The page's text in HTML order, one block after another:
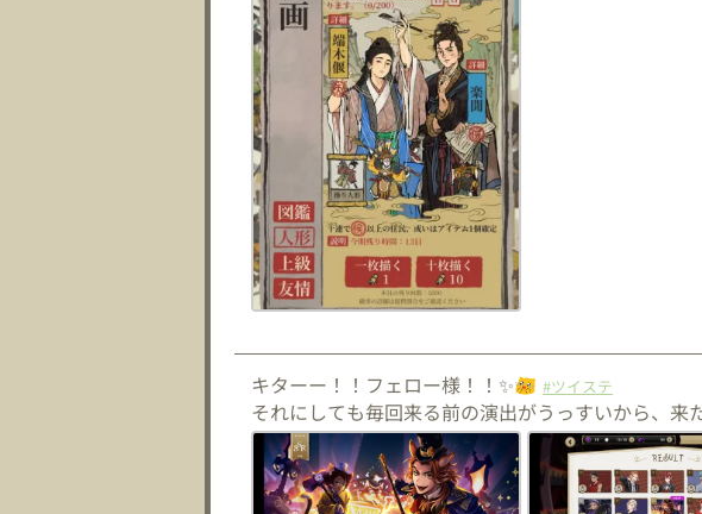
キターー！！フェロー様！！✨ #ツイステ
それにしても毎回来る前の演出がうっすいから、